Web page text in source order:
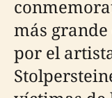
más
por el